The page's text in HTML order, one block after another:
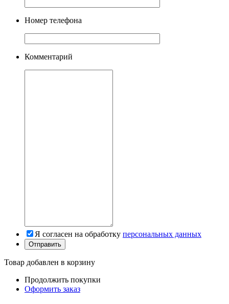
Номер телефона
Комментарий
Я согласен на обработку персональных данных
Товар добавлен в корзину
Продолжить покупки
Оформить заказ